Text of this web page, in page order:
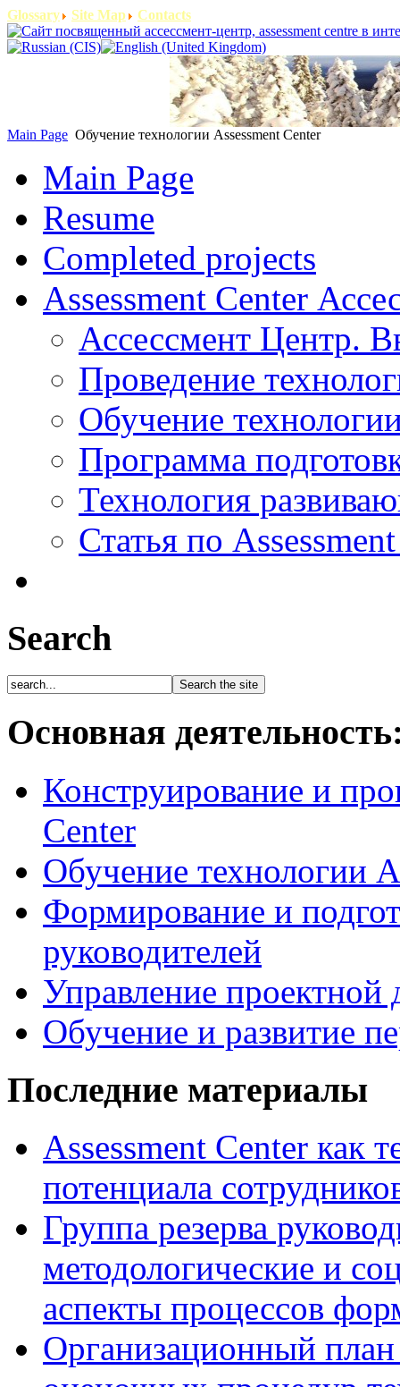
Glossary Site Map Contacts
Main Page Обучение технологии Assessment Center
Main Page
Resume
Completed projects
Assessment Center
Ассессмент Центр.
Проведение
Обучение
Программа
Технология
Статья по
Search
Основная
Конструирование и
Center
Обучение технологии
Формирование и
руководителей
Управление проектной
Обучение и развитие
Последние материалы
Assessment Center как
потенциала
Группа резерва
методологические и
аспекты процессов
Организационный